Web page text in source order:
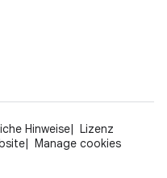
Hinweise
Lizenz
Manage cookies